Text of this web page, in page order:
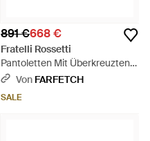
891 €668 €
Fratelli Rossetti
Pantoletten Mit Überkreuzten
Riemen - Schwarz
Von FARFETCH
SALE